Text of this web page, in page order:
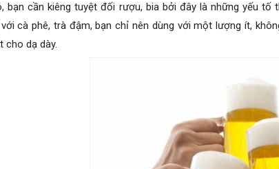
bạn cần kiêng tuyệt đối rượu, bia bởi đây là những yếu
cà phê, trà đậm, bạn chỉ nên dùng với một lượng ít,
cho dạ dày.